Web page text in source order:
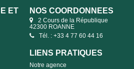
ET
NOS COORDONNÉES
2 Cours de la République
42300 ROANNE
Tél. : +33 4 77 60 44 16
LIENS PRATIQUES
Notre agence